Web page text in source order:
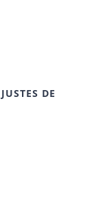
DE